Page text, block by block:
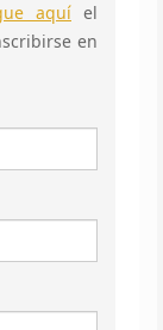
aquí el
en